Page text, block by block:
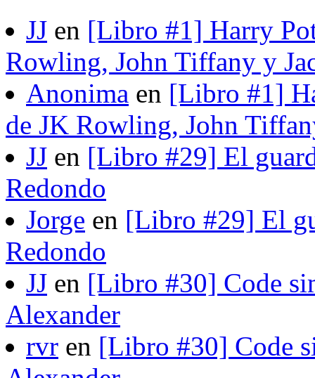
JJ en [Libro #1] Harry
Rowling, John Tiffany y
Anonima en [Libro #1]
de JK Rowling, John
JJ en [Libro #29] El
Redondo
Jorge en [Libro #29] El
Redondo
JJ en [Libro #30] Code
Alexander
rvr en [Libro #30] Code